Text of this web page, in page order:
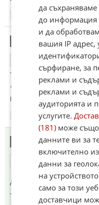
ха-ха
ОТГОВОР
Туй на снимката
, не мой да се види нищо
Коментиран от
02.11.2025
село мое ,
До коментар#8 от "!!!?":
Темата е за Нигерия , не
да
до информация
и да
вашия IP адрес,
сърфиране, за
реклами и
реклами и
аудиторията и
услугите.
(181) може също
данните ви за
включително
данни за
на
само за този
доставчици